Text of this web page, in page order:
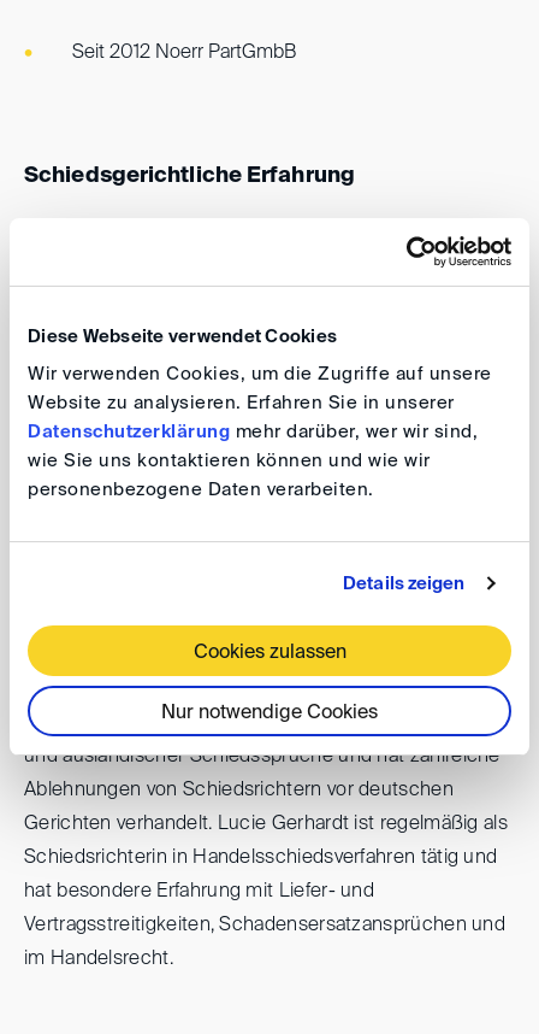
Diese Webseite verwendet Cookies
Wir verwenden Cookies, um die Zugriffe auf unsere
Website zu analysieren. Erfahren Sie in unserer
Datenschutzerklärung mehr darüber, wer wir sind,
wie Sie uns kontaktieren können und wie wir
personenbezogene Daten verarbeiten.
Details zeigen
Cookies zulassen
Nur notwendige Cookies
Seit 2012 Noerr PartGmbB
Schiedsgerichtliche Erfahrung
Investitionsschiedsgerichtsbarkeit spezialisiert. Sie
Verfahren, Liefer- und Vertragsstreitigkeiten,
Bauprozessen erfahren. Der regionale Schwerpunkt
ihrer Schiedsgerichtspraxis liegt in Europa, den USA
Lucie Gerhardt berät in institutionellen
Schiedsverfahren (z.B. ICC, ICSID, SCC, DIS UNCITRAL)
sowie in ad-hoc-Schiedsverfahren, einschließlich
Eilverfahren. Sie unterstützt internationale Mandanten
außerdem bei der Anerkennung und Vollstreckung in-
und ausländischer Schiedssprüche und hat zahlreiche
Ablehnungen von Schiedsrichtern vor deutschen
Gerichten verhandelt. Lucie Gerhardt ist regelmäßig als
Schiedsrichterin in Handelsschiedsverfahren tätig und
hat besondere Erfahrung mit Liefer- und
Vertragsstreitigkeiten, Schadensersatzansprüchen und
im Handelsrecht.